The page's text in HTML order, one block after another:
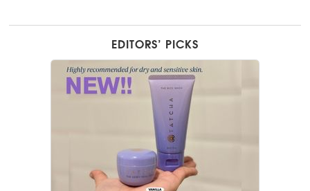
EDITORS’ PICKS